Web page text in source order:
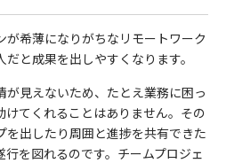
が希薄になりがちなリモートワーク
と成果を出しやすくなります。
が見えないため、たとえ業務に困っ
けてくれることはありません。その
を出したり周囲と進捗を共有できた
を図れるのです。チームプロジェ